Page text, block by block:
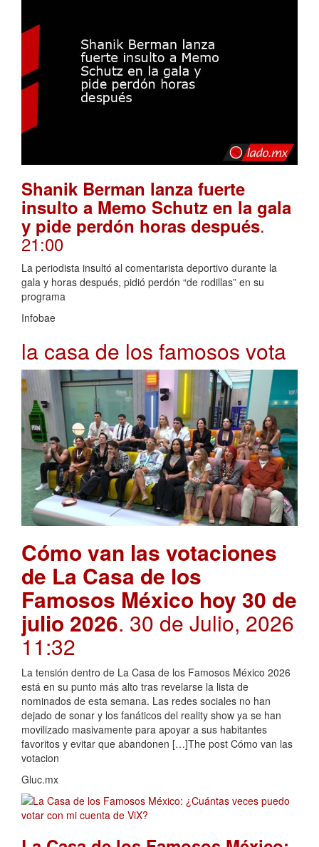
Shanik Berman lanza fuerte
insulto a Memo Schutz en la gala
y pide perdón horas después.
21:00
La periodista insultó al comentarista deportivo durante la
gala y horas después, pidió perdón “de rodillas” en su
programa
Infobae
la casa de los famosos vota
Cómo van las votaciones
de La Casa de los
Famosos México hoy 30 de
julio 2026. 30 de Julio, 2026
11:32
La tensión dentro de La Casa de los Famosos México 2026
está en su punto más alto tras revelarse la lista de
nominados de esta semana. Las redes sociales no han
dejado de sonar y los fanáticos del reality show ya se han
movilizado masivamente para apoyar a sus habitantes
favoritos y evitar que abandonen […]The post Cómo van las
votacion
Gluc.mx